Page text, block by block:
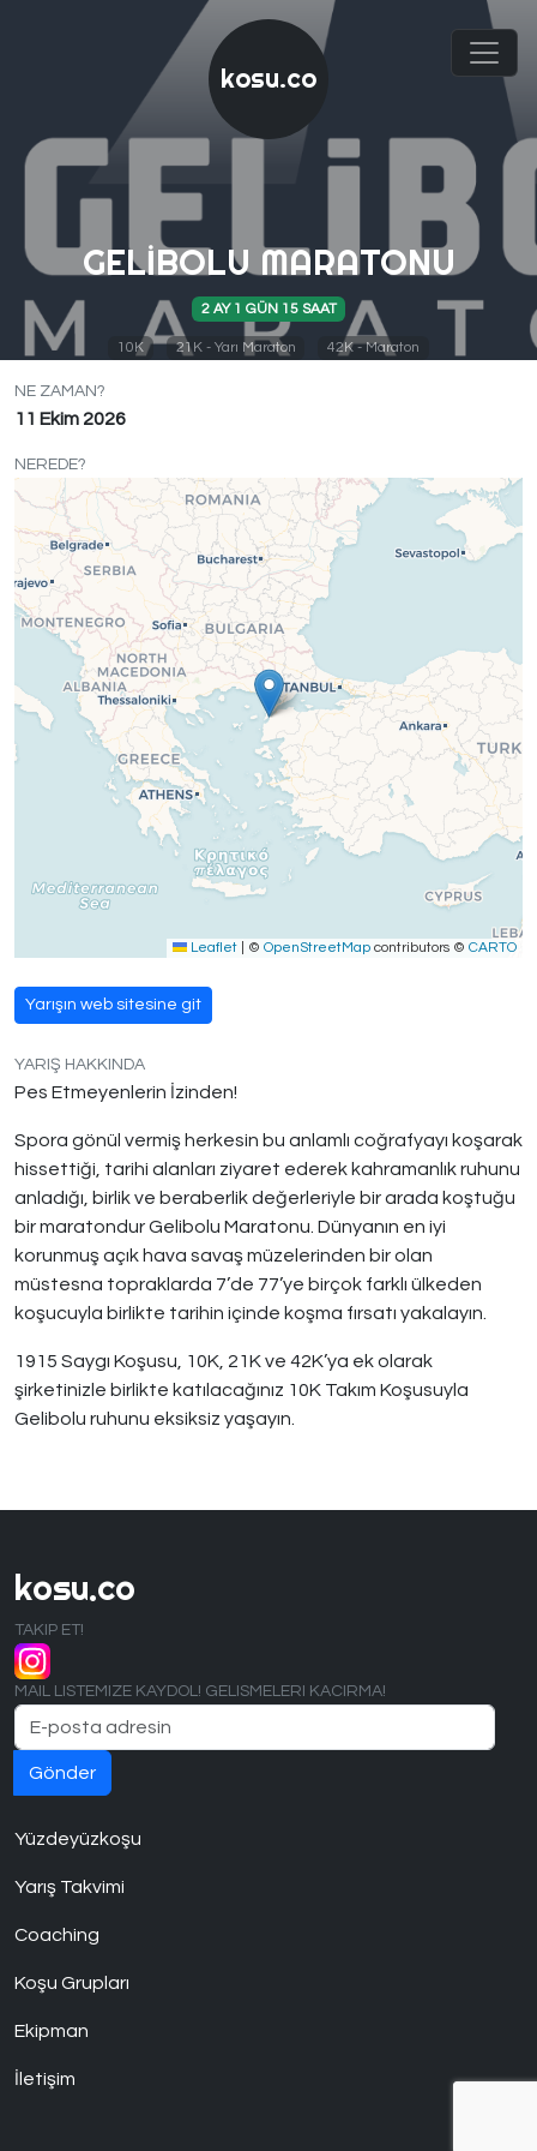
kosu.co
GELIBOLU MARATONU
2 AY 1 GÜN 15 SAAT
10K 21K - Yarı Maraton 42K - Maraton
NE ZAMAN?
11 Ekim 2026
NEREDE?
Leaflet © OpenStreetMap contributors © CARTO
Yarışın web sitesine git
YARIŞ HAKKINDA
Pes Etmeyenlerin İzinden!
Spora gönül vermiş herkesin bu anlamlı coğrafyayı koşarak
hissettiği, tarihi alanları ziyaret ederek kahramanlık ruhunu
anladığı, birlik ve beraberlik değerleriyle bir arada koştuğu
bir maratondur Gelibolu Maratonu. Dünyanın en iyi
korunmuş açık hava savaş müzelerinden bir olan
müstesna topraklarda 7’de 77’ye birçok farklı ülkeden
koşucuyla birlikte tarihin içinde koşma fırsatı yakalayın.
1915 Saygı Koşusu, 10K, 21K ve 42K’ya ek olarak
şirketinizle birlikte katılacağınız 10K Takım Koşusuyla
Gelibolu ruhunu eksiksiz yaşayın.
kosu.co
TAKIP ET!
MAIL LISTEMIZE KAYDOL! GELISMELERI KACIRMA!
Yüzdeyüzkoşu
Yarış Takvimi
Coaching
Koşu Grupları
Ekipman
İletişim